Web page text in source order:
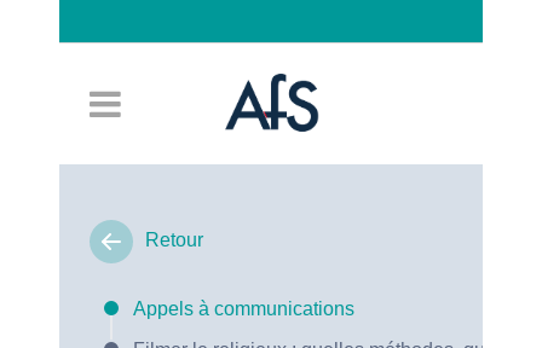
Retour
Appels à communications